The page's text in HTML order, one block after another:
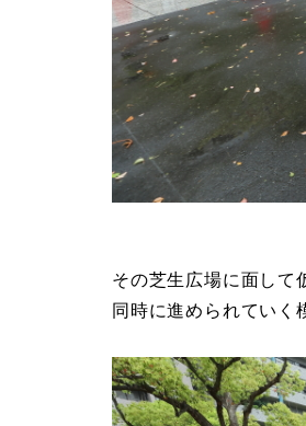
その芝生広場に面して
同時に進められていく